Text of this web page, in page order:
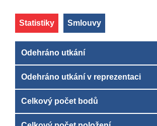
Statistiky Smlouvy
Odehráno utkání
Odehráno utkání v reprezentaci
Celkový počet bodů